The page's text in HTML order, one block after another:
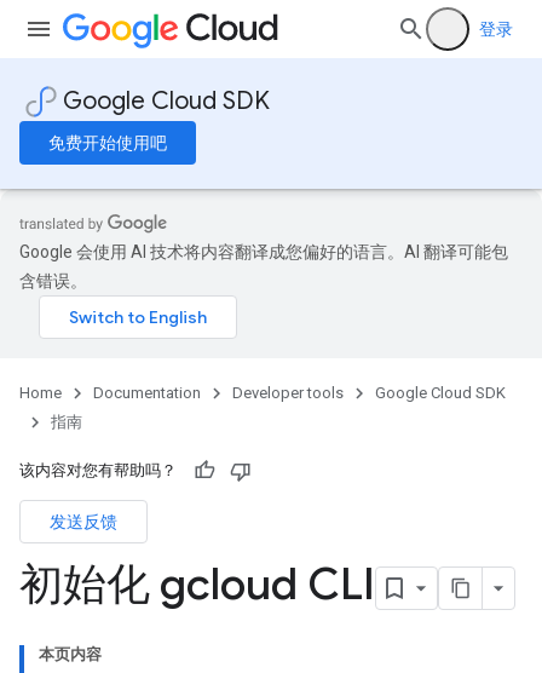
登录
Google Cloud SDK
免费开始使用吧
Google 会使用 AI 技术将内容翻译成您偏好的语言。AI 翻译可能包
含错误。
Home Documentation Developer tools
Google Cloud SDK
指南
该内容对您有帮助吗？
发送反馈
初始化 gcloud CLI
本页内容